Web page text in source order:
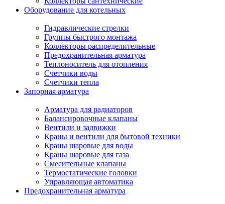
Оборудование для котельных
Гидравлические стрелки
Группы быстрого монтажа
Коллекторы распределительные
Предохранительная арматура
Теплоноситель для отопления
Счетчики воды
Счетчики тепла
Запорная арматура
Арматура для радиаторов
Балансировочные клапаны
Вентили и задвижки
Краны и вентили для бытовой техники
Краны шаровые для воды
Краны шаровые для газа
Смесительные клапаны
Термостатические головки
Управляющая автоматика
Предохранительная арматура